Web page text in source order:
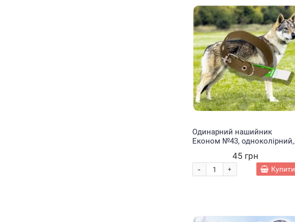
Одинарний нашийник
Економ №43, одноколірний,
довжина 39 см) (2021)
45 грн
+
- Купити